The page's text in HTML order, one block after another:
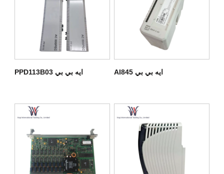
ايه بي بي PPD113B03 ايه بي بي AI845